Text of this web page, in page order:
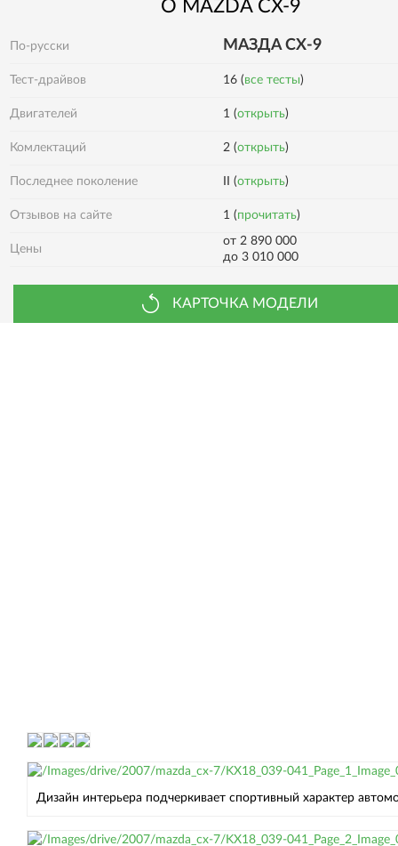
О MAZDA CX-9
По-русски МАЗДА СХ-9
Тест-драйвов 16 (все тесты)
Двигателей 1 (открыть)
Комлектаций 2 (открыть)
Последнее поколение II (открыть)
Отзывов на сайте 1 (прочитать)
Цены
от 2 890 000
до 3 010 000
КАРТОЧКА МОДЕЛИ
Дизайн интерьера подчеркивает спортивный характер